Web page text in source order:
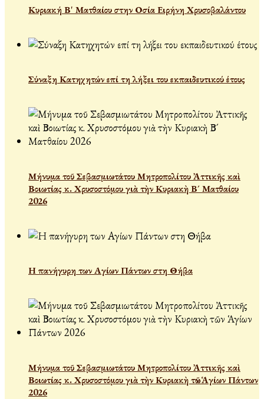
Κυριακή Β' Ματθαίου στην Οσία Ειρήνη Χρυσοβαλάντου
Σύναξη Κατηχητών επί τη λήξει του εκπαιδευτικού έτους
Μήνυμα τοῦ Σεβασμιωτάτου Μητροπολίτου Ἀττικῆς καὶ
Βοιωτίας κ. Χρυσοστόμου γιὰ τὴν Κυριακὴ Β´ Ματθαίου
2026
Η πανήγυρη των Αγίων Πάντων στη Θήβα
Μήνυμα τοῦ Σεβασμιωτάτου Μητροπολίτου Ἀττικῆς καὶ
Βοιωτίας κ. Χρυσοστόμου γιὰ τὴν Κυριακὴ τῶν Ἁγίων Πάντων
2026